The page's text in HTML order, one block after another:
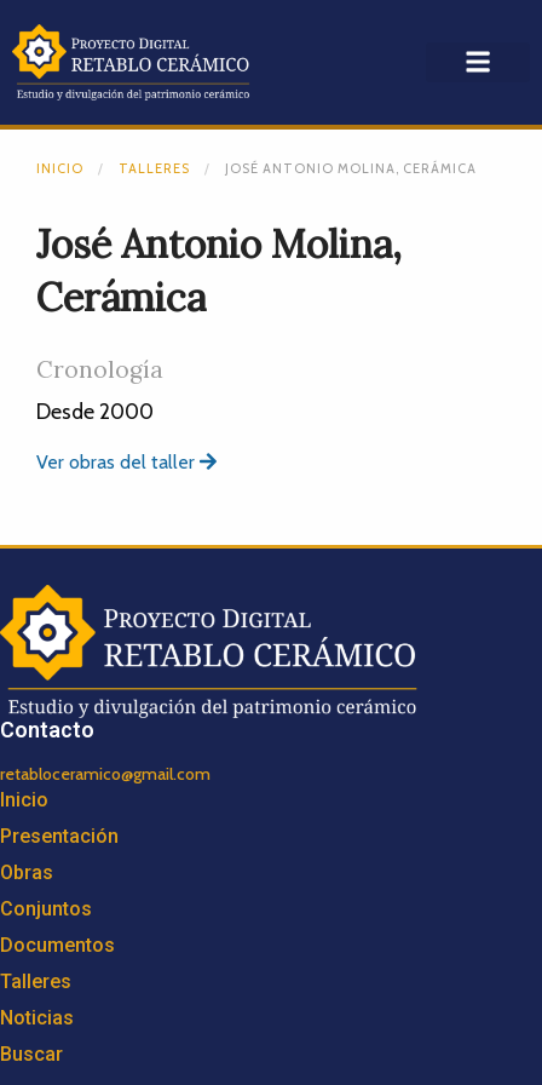
INICIO TALLERES JOSÉ ANTONIO MOLINA, CERÁMICA
José Antonio Molina,
Cerámica
Cronología
Desde 2000
Ver obras del taller
Contacto
retabloceramico@gmail.com
Inicio
Presentación
Obras
Conjuntos
Documentos
Talleres
Noticias
Buscar